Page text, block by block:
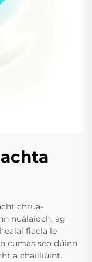
chrua-
nuálaíoch, ag
fiacla le
cumas seo dúinn
a chailliúint.